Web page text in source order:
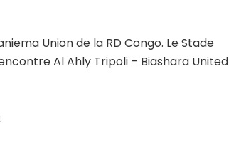
Union de la RD Congo. Le Stade
Al Ahly Tripoli – Biashara United